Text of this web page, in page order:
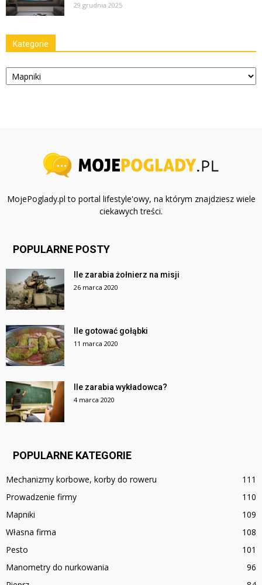
29 grudnia 2025
Kategorie
Kategorie
MojePoglady.pl to portal lifestyle'owy, na którym znajdziesz wiele
ciekawych treści.
POPULARNE POSTY
Ile zarabia żołnierz na misji
26 marca 2020
Ile gotować gołąbki
11 marca 2020
Ile zarabia wykładowca?
4 marca 2020
POPULARNE KATEGORIE
Mechanizmy korbowe, korby do roweru
111
Prowadzenie firmy
110
Mapniki
109
Własna firma
108
Pesto
101
Manometry do nurkowania
96